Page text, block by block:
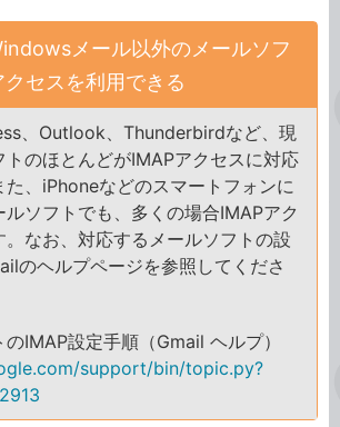
メール以外のメールソフ
クセスを利用できる
、Outlook、Thunderbirdなど、現
トのほとんどがIMAPアクセスに対応
た、iPhoneなどのスマートフォンに
ソフトでも、多くの場合IMAPアク
。なお、対応するメールソフトの設
のヘルプページを参照してくださ
IMAP設定手順（Gmail ヘルプ）
support/bin/topic.py?